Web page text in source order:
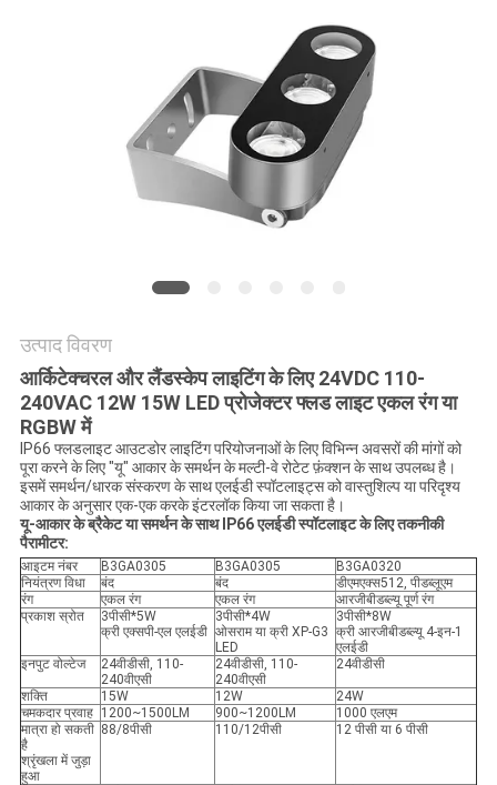
उत्पाद विवरण
आर्किटेक्चरल और लैंडस्केप लाइटिंग के लिए 24VDC 110-
240VAC 12W 15W LED प्रोजेक्टर फ्लड लाइट एकल रंग या
RGBW में
IP66 फ्लडलाइट आउटडोर लाइटिंग परियोजनाओं के लिए विभिन्न अवसरों की मांगों को
पूरा करने के लिए "यू" आकार के समर्थन के मल्टी-वे रोटेट फ़ंक्शन के साथ उपलब्ध है।
इसमें समर्थन/धारक संस्करण के साथ एलईडी स्पॉटलाइट्स को वास्तुशिल्प या परिदृश्य
आकार के अनुसार एक-एक करके इंटरलॉक किया जा सकता है।
यू-आकार के ब्रैकेट या समर्थन के साथ IP66 एलईडी स्पॉटलाइट के लिए तकनीकी
पैरामीटर:
आइटम नंबर B3GA0305 B3GA0305
B3GA0320
नियंत्रण विधा
बंद बंद
डीएमएक्स512, पीडब्लूएम
रंग
एकल रंग एकल रंग
आरजीबीडब्ल्यू पूर्ण रंग
प्रकाश स्रोत
3पीसी*5W
क्री एक्सपी-एल एलईडी
3पीसी*4W
ओसराम या क्री XP-G3
LED
3पीसी*8W
क्री आरजीबीडब्ल्यू 4-इन-1
एलईडी
इनपुट वोल्टेज
24वीडीसी, 110-
240वीएसी
24वीडीसी, 110-
240वीएसी
24वीडीसी
शक्ति 15W 12W
24W
चमकदार प्रवाह 1200~1500LM 900~1200LM
1000 एलएम
मात्रा हो सकती
है
श्रृंखला में जुड़ा
हुआ
88/8पीसी 110/12पीसी 12 पीसी या 6 पीसी